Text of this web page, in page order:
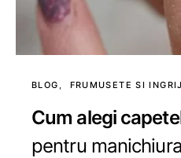
BLOG FRUMUSETE SI
Cum alegi
pentru